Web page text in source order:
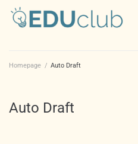
Homepage / Auto Draft
Auto Draft